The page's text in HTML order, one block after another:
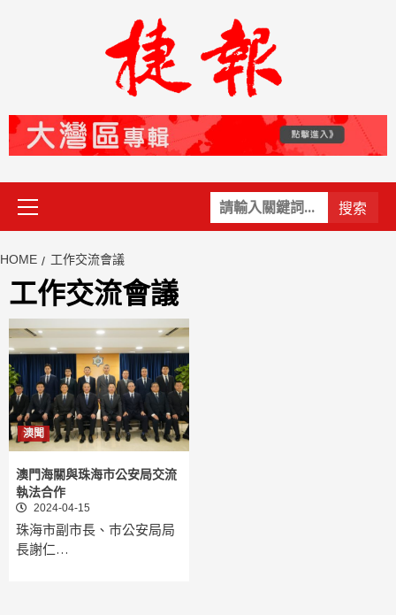
關
鍵
Primary
Menu
HOME 工作交流會議
工作交流會議
澳聞
澳門海關與珠海市公安局交流
執法合作
2024-04-15
珠海市副市長、巿公安局局
長謝仁…